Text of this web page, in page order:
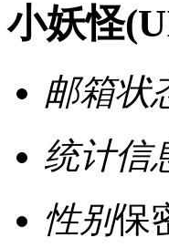
小妖怪
邮箱状
统计信
性别保